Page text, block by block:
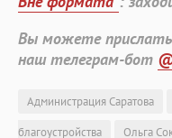
Вы можете
наш телеграм-бот
Администрация Саратова
благоустройства
Ольга